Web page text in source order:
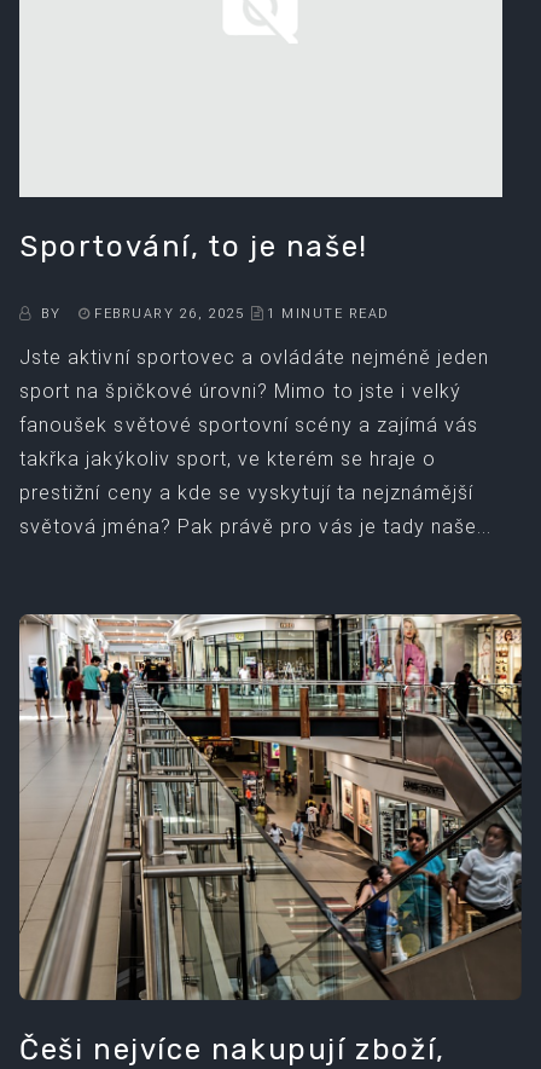
Sportování, to je naše!
BY FEBRUARY 26, 2025 1 MINUTE READ
Jste aktivní sportovec a ovládáte nejméně jeden
sport na špičkové úrovni? Mimo to jste i velký
fanoušek světové sportovní scény a zajímá vás
takřka jakýkoliv sport, ve kterém se hraje o
prestižní ceny a kde se vyskytují ta nejznámější
světová jména? Pak právě pro vás je tady naše...
Češi nejvíce nakupují zboží,